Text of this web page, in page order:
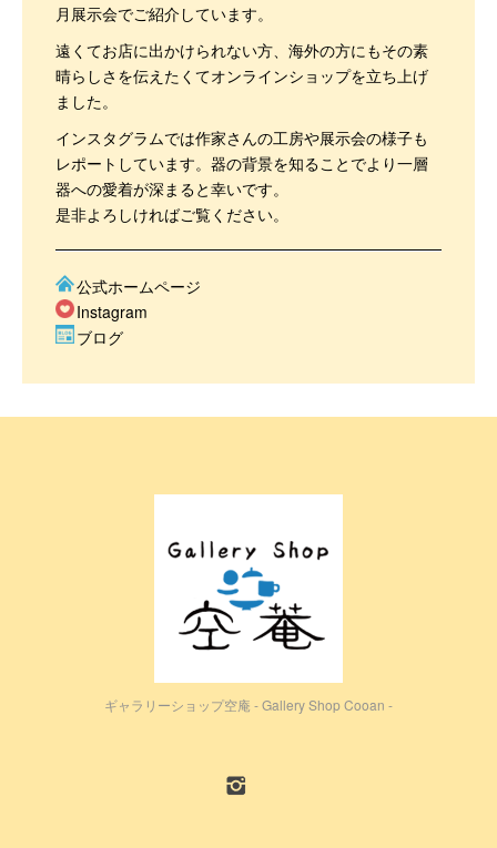
月展示会でご紹介しています。
遠くてお店に出かけられない方、海外の方にもその素
晴らしさを伝えたくてオンラインショップを立ち上げ
ました。
インスタグラムでは作家さんの工房や展示会の様子も
レポートしています。器の背景を知ることでより一層
器への愛着が深まると幸いです。
是非よろしければご覧ください。
公式ホームページ
Instagram
ブログ
ギャラリーショップ空庵 - Gallery Shop Cooan -